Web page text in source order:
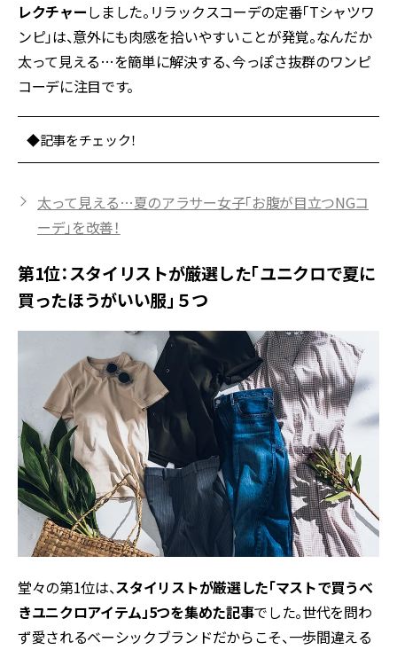
レクチャーしました。リラックスコーデの定番「Tシャツワ
ンピ」は、意外にも肉感を拾いやすいことが発覚。なんだか
太って見える…を簡単に解決する、今っぽさ抜群のワンピ
コーデに注目です。
◆記事をチェック！
太って見える…夏のアラサー女子「お腹が目立つNGコ
ーデ」を改善！
第1位：スタイリストが厳選した「ユニクロで夏に
買ったほうがいい服」５つ
堂々の第1位は、スタイリストが厳選した「マストで買うべ
きユニクロアイテム」5つを集めた記事でした。世代を問わ
ず愛されるベーシックブランドだからこそ、一歩間違える